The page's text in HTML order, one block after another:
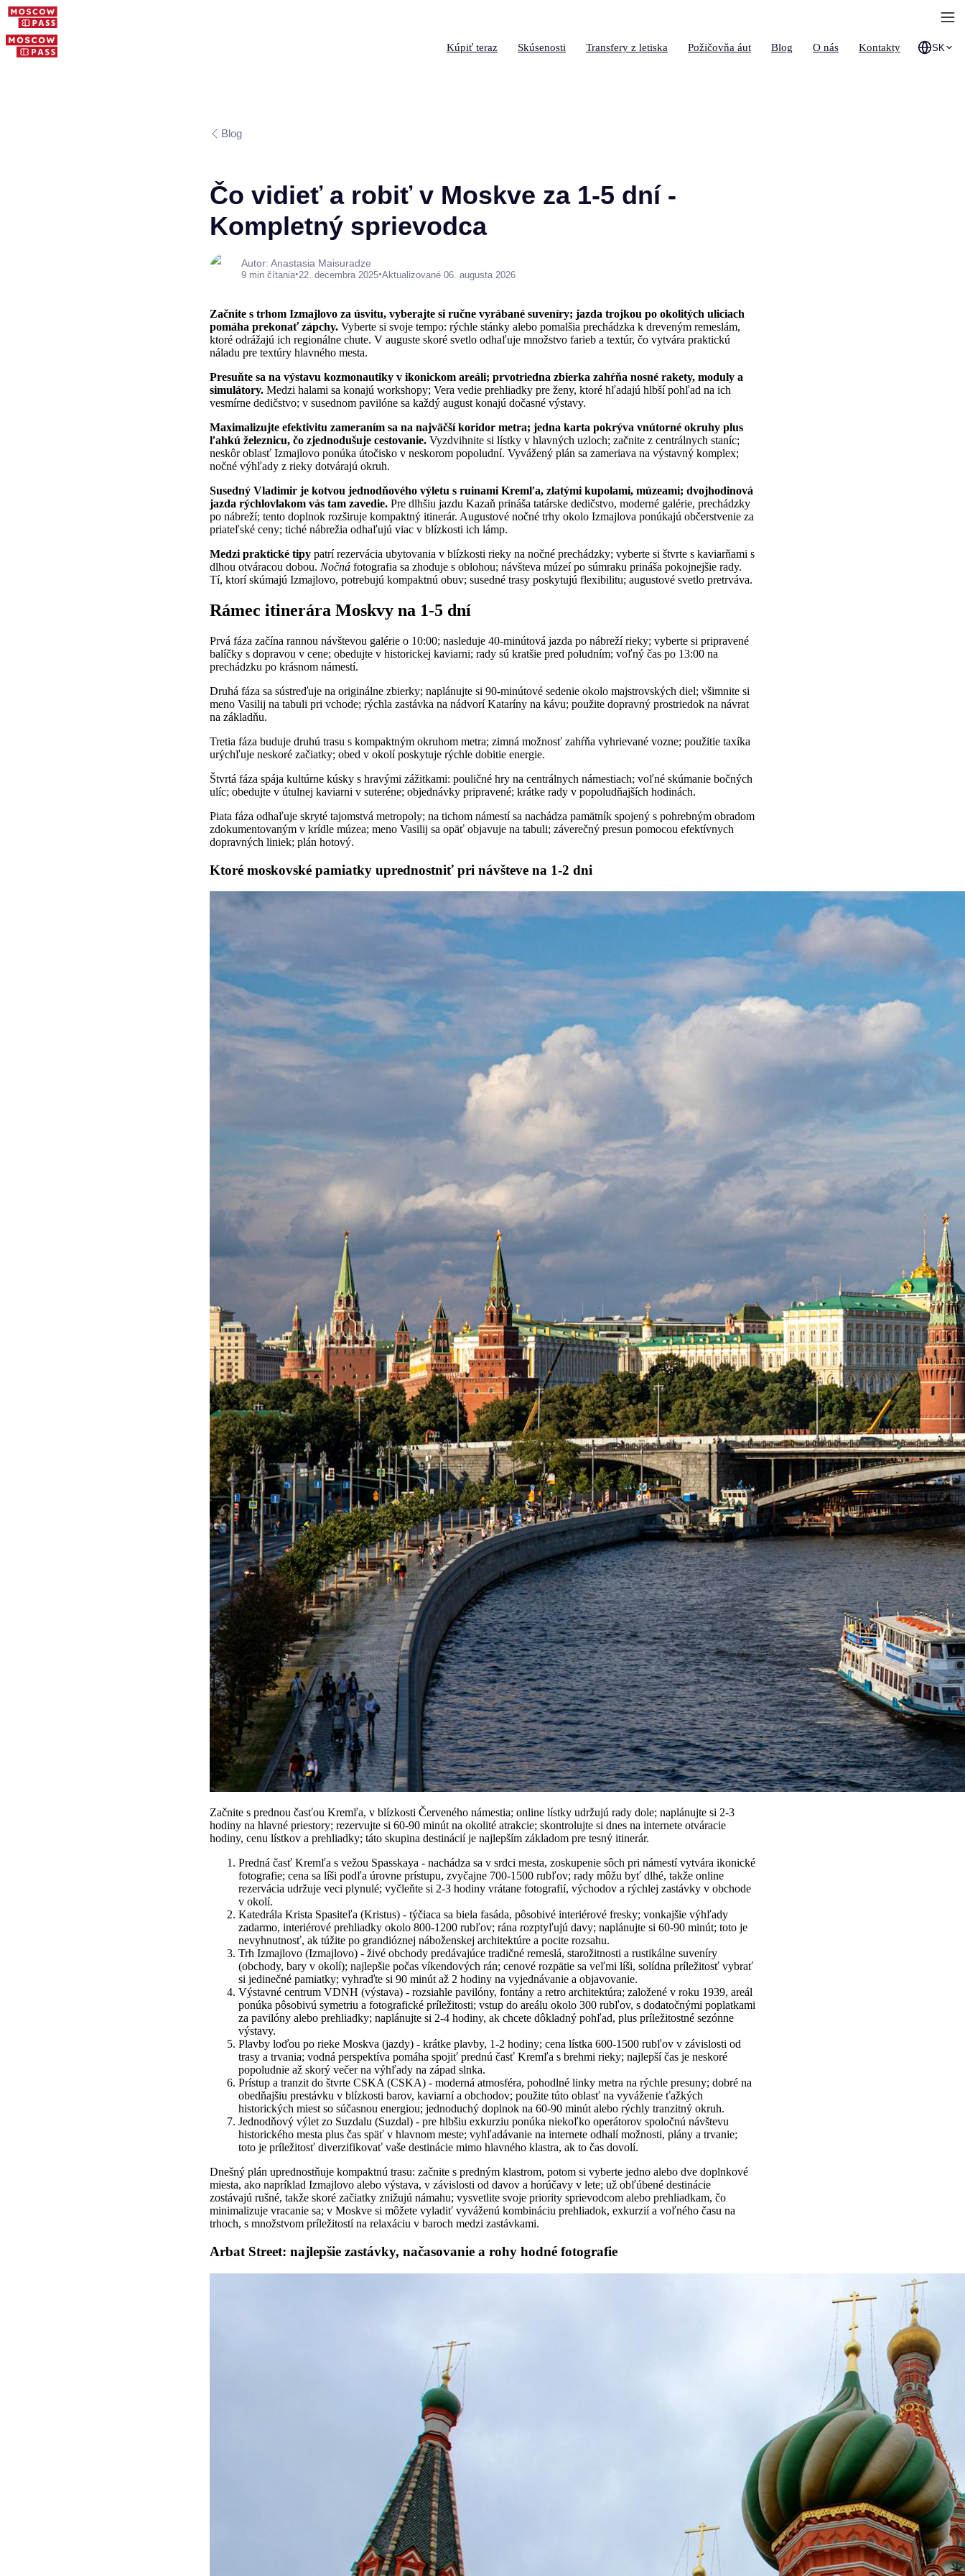
Kúpiť teraz Skúsenosti Transfery z letiska Požičovňa áut Blog O nás Kontakty SK
Blog
Čo vidieť a robiť v Moskve za 1-5 dní -
Kompletný sprievodca
Autor: Anastasia Maisuradze
9 min čítania•22. decembra 2025•Aktualizované 06. augusta 2026
Začnite s trhom Izmajlovo za úsvitu, vyberajte si ručne vyrábané suveníry; jazda trojkou po okolitých uliciach
pomáha prekonať zápchy. Vyberte si svoje tempo: rýchle stánky alebo pomalšia prechádzka k dreveným remeslám,
ktoré odrážajú ich regionálne chute. V auguste skoré svetlo odhaľuje množstvo farieb a textúr, čo vytvára praktickú
náladu pre textúry hlavného mesta.
Presuňte sa na výstavu kozmonautiky v ikonickom areáli; prvotriedna zbierka zahŕňa nosné rakety, moduly a
simulátory. Medzi halami sa konajú workshopy; Vera vedie prehliadky pre ženy, ktoré hľadajú hlbší pohľad na ich
vesmírne dedičstvo; v susednom pavilóne sa každý august konajú dočasné výstavy.
Maximalizujte efektivitu zameraním sa na najväčší koridor metra; jedna karta pokrýva vnútorné okruhy plus
ľahkú železnicu, čo zjednodušuje cestovanie. Vyzdvihnite si lístky v hlavných uzloch; začnite z centrálnych staníc;
neskôr oblasť Izmajlovo ponúka útočisko v neskorom popoludní. Vyvážený plán sa zameriava na výstavný komplex;
nočné výhľady z rieky dotvárajú okruh.
Susedný Vladimir je kotvou jednodňového výletu s ruinami Kremľa, zlatými kupolami, múzeami; dvojhodinová
jazda rýchlovlakom vás tam zavedie. Pre dlhšiu jazdu Kazaň prináša tatárske dedičstvo, moderné galérie, prechádzky
po nábreží; tento doplnok rozširuje kompaktný itinerár. Augustové nočné trhy okolo Izmajlova ponúkajú občerstvenie za
priateľské ceny; tiché nábrežia odhaľujú viac v blízkosti ich lámp.
Medzi praktické tipy patrí rezervácia ubytovania v blízkosti rieky na nočné prechádzky; vyberte si štvrte s kaviarňami s
dlhou otváracou dobou. Nočná fotografia sa zhoduje s oblohou; návšteva múzeí po súmraku prináša pokojnejšie rady.
Tí, ktorí skúmajú Izmajlovo, potrebujú kompaktnú obuv; susedné trasy poskytujú flexibilitu; augustové svetlo pretrváva.
Rámec itinerára Moskvy na 1-5 dní
Prvá fáza začína rannou návštevou galérie o 10:00; nasleduje 40-minútová jazda po nábreží rieky; vyberte si pripravené
balíčky s dopravou v cene; obedujte v historickej kaviarni; rady sú kratšie pred poludním; voľný čas po 13:00 na
prechádzku po krásnom námestí.
Druhá fáza sa sústreďuje na originálne zbierky; naplánujte si 90-minútové sedenie okolo majstrovských diel; všimnite si
meno Vasilij na tabuli pri vchode; rýchla zastávka na nádvorí Kataríny na kávu; použite dopravný prostriedok na návrat
na základňu.
Tretia fáza buduje druhú trasu s kompaktným okruhom metra; zimná možnosť zahŕňa vyhrievané vozne; použitie taxíka
urýchľuje neskoré začiatky; obed v okolí poskytuje rýchle dobitie energie.
Štvrtá fáza spája kultúrne kúsky s hravými zážitkami: pouličné hry na centrálnych námestiach; voľné skúmanie bočných
ulíc; obedujte v útulnej kaviarni v suteréne; objednávky pripravené; krátke rady v popoludňajších hodinách.
Piata fáza odhaľuje skryté tajomstvá metropoly; na tichom námestí sa nachádza pamätník spojený s pohrebným obradom
zdokumentovaným v krídle múzea; meno Vasilij sa opäť objavuje na tabuli; záverečný presun pomocou efektívnych
dopravných liniek; plán hotový.
Ktoré moskovské pamiatky uprednostniť pri návšteve na 1-2 dni
Začnite s prednou časťou Kremľa, v blízkosti Červeného námestia; online lístky udržujú rady dole; naplánujte si 2-3
hodiny na hlavné priestory; rezervujte si 60-90 minút na okolité atrakcie; skontrolujte si dnes na internete otváracie
hodiny, cenu lístkov a prehliadky; táto skupina destinácií je najlepším základom pre tesný itinerár.
Predná časť Kremľa s vežou Spasskaya - nachádza sa v srdci mesta, zoskupenie sôch pri námestí vytvára ikonické
fotografie; cena sa líši podľa úrovne prístupu, zvyčajne 700-1500 rubľov; rady môžu byť dlhé, takže online
rezervácia udržuje veci plynulé; vyčleňte si 2-3 hodiny vrátane fotografií, východov a rýchlej zastávky v obchode
v okolí.
Katedrála Krista Spasiteľa (Kristus) - týčiaca sa biela fasáda, pôsobivé interiérové fresky; vonkajšie výhľady
zadarmo, interiérové prehliadky okolo 800-1200 rubľov; rána rozptyľujú davy; naplánujte si 60-90 minút; toto je
nevyhnutnosť, ak túžite po grandióznej náboženskej architektúre a pocite rozsahu.
Trh Izmajlovo (Izmajlovo) - živé obchody predávajúce tradičné remeslá, starožitnosti a rustikálne suveníry
(obchody, bary v okolí); najlepšie počas víkendových rán; cenové rozpätie sa veľmi líši, solídna príležitosť vybrať
si jedinečné pamiatky; vyhraďte si 90 minút až 2 hodiny na vyjednávanie a objavovanie.
Výstavné centrum VDNH (výstava) - rozsiahle pavilóny, fontány a retro architektúra; založené v roku 1939, areál
ponúka pôsobivú symetriu a fotografické príležitosti; vstup do areálu okolo 300 rubľov, s dodatočnými poplatkami
za pavilóny alebo prehliadky; naplánujte si 2-4 hodiny, ak chcete dôkladný pohľad, plus príležitostné sezónne
výstavy.
Plavby loďou po rieke Moskva (jazdy) - krátke plavby, 1-2 hodiny; cena lístka 600-1500 rubľov v závislosti od
trasy a trvania; vodná perspektíva pomáha spojiť prednú časť Kremľa s brehmi rieky; najlepší čas je neskoré
popoludnie až skorý večer na výhľady na západ slnka.
Prístup a tranzit do štvrte CSKA (CSKA) - moderná atmosféra, pohodlné linky metra na rýchle presuny; dobré na
obedňajšiu prestávku v blízkosti barov, kaviarní a obchodov; použite túto oblasť na vyváženie ťažkých
historických miest so súčasnou energiou; jednoduchý doplnok na 60-90 minút alebo rýchly tranzitný okruh.
Jednodňový výlet zo Suzdalu (Suzdal) - pre hlbšiu exkurziu ponúka niekoľko operátorov spoločnú návštevu
historického mesta plus čas späť v hlavnom meste; vyhľadávanie na internete odhalí možnosti, plány a trvanie;
toto je príležitosť diverzifikovať vaše destinácie mimo hlavného klastra, ak to čas dovolí.
Dnešný plán uprednostňuje kompaktnú trasu: začnite s predným klastrom, potom si vyberte jedno alebo dve doplnkové
miesta, ako napríklad Izmajlovo alebo výstava, v závislosti od davov a horúčavy v lete; už obľúbené destinácie
zostávajú rušné, takže skoré začiatky znižujú námahu; vysvetlite svoje priority sprievodcom alebo prehliadkam, čo
minimalizuje vracanie sa; v Moskve si môžete vyladiť vyváženú kombináciu prehliadok, exkurzií a voľného času na
trhoch, s množstvom príležitostí na relaxáciu v baroch medzi zastávkami.
Arbat Street: najlepšie zastávky, načasovanie a rohy hodné fotografie